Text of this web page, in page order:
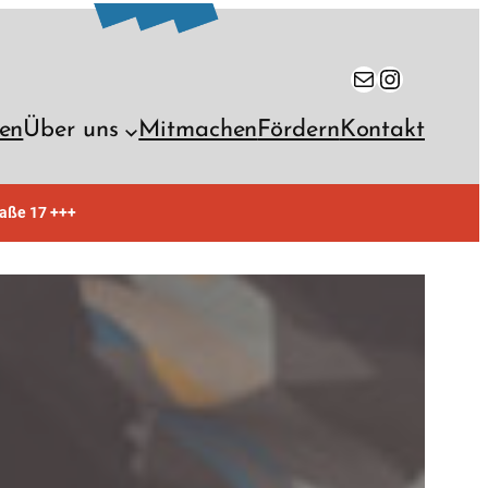
E-Mail
Über uns MitmachenFördernKontakt
17 +++